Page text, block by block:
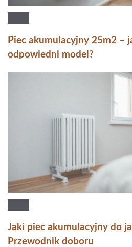
Piec akumulacyjny 25m2 –
odpowiedni model?
Jaki piec akumulacyjny do
Przewodnik doboru